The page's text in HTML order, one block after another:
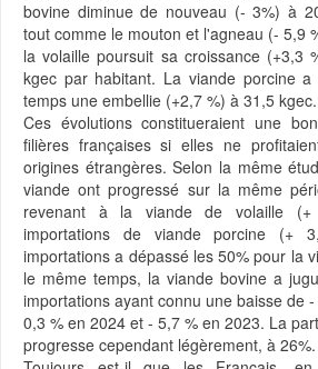
bovine diminue de nouveau (- 3%) à
tout comme le mouton et l'agneau (- 5,9
la volaille poursuit sa croissance (+3,3
kgec par habitant. La viande porcine
temps une embellie (+2,7 %) à 31,5 kgec.
Ces évolutions constitueraient une
filières françaises si elles ne
origines étrangères. Selon la même
viande ont progressé sur la même
revenant à la viande de volaille
importations de viande porcine (+
importations a dépassé les 50% pour la
le même temps, la viande bovine a
importations ayant connu une baisse de
0,3 % en 2024 et - 5,7 % en 2023. La
progresse cependant légèrement, à 26%.